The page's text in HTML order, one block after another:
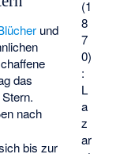
(1
8
7
0)
:
L
a
z
ar
und
das
nach
bis zur